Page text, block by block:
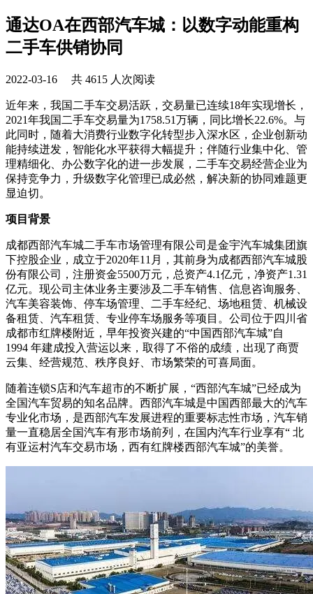
通达OA在西部汽车城：以数字动能重构
二手车供销协同
2022-03-16 共 4615 人次阅读
近年来，我国二手车交易活跃，交易量已连续18年实现增长，
2021年我国二手车交易量为1758.51万辆，同比增长22.6%。与
此同时，随着大消费行业数字化转型步入深水区，企业创新动
能持续迸发，智能化水平获得大幅提升；伴随行业集中化、管
理精细化、办公数字化的进一步发展，二手车交易经营企业为
保持竞争力，升级数字化管理已成必然，解决新的协同难题更
显迫切。
项目背景
成都西部汽车城二手车市场管理有限公司是金宇汽车城集团旗
下控股企业，成立于2020年11月，其前身为成都西部汽车城股
份有限公司，注册资金5500万元，总资产4.1亿元，净资产1.31
亿元。现公司主体业务主要涉及二手车销售、信息咨询服务、
汽车美容装饰、停车场管理、二手车经纪、场地租赁、机械设
备租赁、汽车租赁、专业停车场服务等项目。公司位于四川省
成都市红牌楼附近，早年投资兴建的“中国西部汽车城”自
1994 年建成投入营运以来，取得了不俗的成绩，出现了商贾
云集、经营规范、秩序良好、市场繁荣的可喜局面。
随着连锁S店和汽车超市的不断扩展，“西部汽车城”已经成为
全国汽车贸易的知名品牌。西部汽车城是中国西部最大的汽车
专业化市场，是西部汽车发展进程的重要标志性市场，汽车销
量一直稳居全国汽车有形市场前列，在国内汽车行业享有“ 北
有亚运村汽车交易市场，西有红牌楼西部汽车城”的美誉。